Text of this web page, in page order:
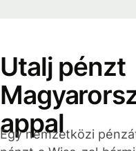
Utalj pénzt
appal
Egy nemzetközi